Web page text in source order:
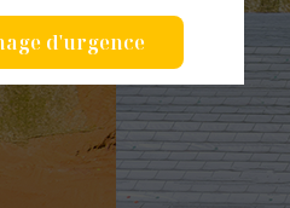
d'urgence